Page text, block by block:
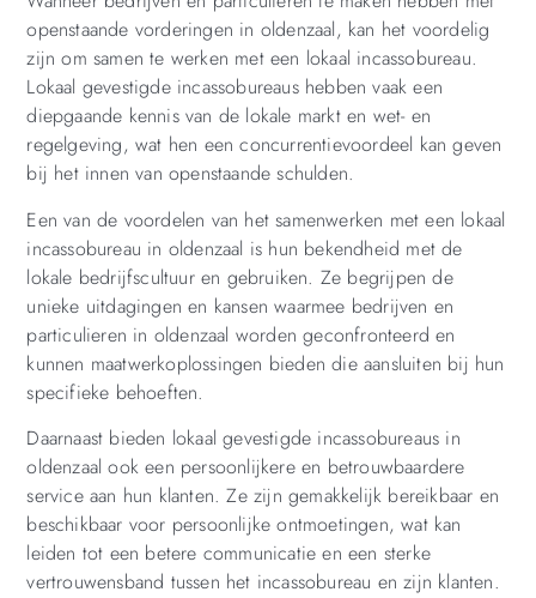
openstaande vorderingen in oldenzaal, kan het voordelig
zijn om samen te werken met een lokaal incassobureau.
Lokaal gevestigde incassobureaus hebben vaak een
diepgaande kennis van de lokale markt en wet- en
regelgeving, wat hen een concurrentievoordeel kan geven
bij het innen van openstaande schulden.
Een van de voordelen van het samenwerken met een lokaal
incassobureau in oldenzaal is hun bekendheid met de
lokale bedrijfscultuur en gebruiken. Ze begrijpen de
unieke uitdagingen en kansen waarmee bedrijven en
particulieren in oldenzaal worden geconfronteerd en
kunnen maatwerkoplossingen bieden die aansluiten bij hun
specifieke behoeften.
Daarnaast bieden lokaal gevestigde incassobureaus in
oldenzaal ook een persoonlijkere en betrouwbaardere
service aan hun klanten. Ze zijn gemakkelijk bereikbaar en
beschikbaar voor persoonlijke ontmoetingen, wat kan
leiden tot een betere communicatie en een sterke
vertrouwensband tussen het incassobureau en zijn klanten.